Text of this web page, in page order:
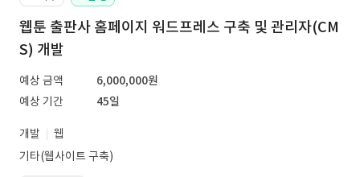
웹툰 출판사 홈페이지 워드프레스 구축 및 관리자(CM
S) 개발
예상 금액
6,000,000원
예상 기간
45일
개발
웹
기타(웹사이트 구축)